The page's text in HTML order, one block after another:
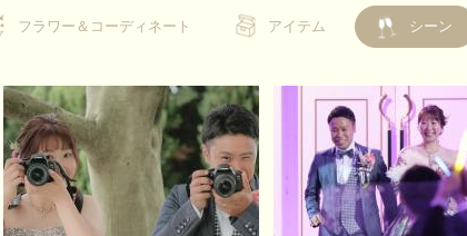
フラワー＆コーディネート
フラワー＆コーディネート アイテム
アイテム シーン